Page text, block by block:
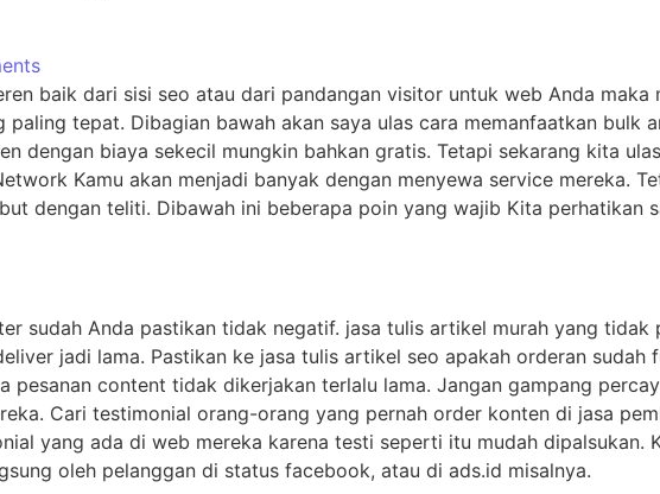
baik dari sisi seo atau dari pandangan visitor untuk web Anda maka
paling tepat. Dibagian bawah akan saya ulas cara memanfaatkan bulk
dengan biaya sekecil mungkin bahkan gratis. Tetapi sekarang kita
Kamu akan menjadi banyak dengan menyewa service mereka.
dengan teliti. Dibawah ini beberapa poin yang wajib Kita perhatikan
sudah Anda pastikan tidak negatif. jasa tulis artikel murah yang tidak
jadi lama. Pastikan ke jasa tulis artikel seo apakah orderan sudah
pesanan content tidak dikerjakan terlalu lama. Jangan gampang
Cari testimonial orang-orang yang pernah order konten di jasa
yang ada di web mereka karena testi seperti itu mudah dipalsukan.
oleh pelanggan di status facebook, atau di ads.id misalnya.